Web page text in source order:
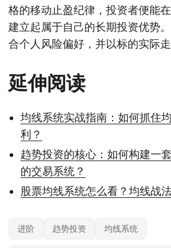
格的移动止盈纪律，投资者便能
建立起属于自己的长期投资优势
合个人风险偏好，并以标的实际走
延伸阅读
均线系统实战指南：如何抓住
利？
趋势投资的核心：如何构建一
的交易系统？
股票均线系统怎么看？均线战
进阶 趋势投资 均线系统